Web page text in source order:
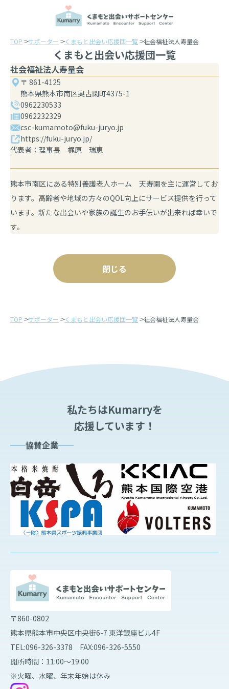
TOP サポーター くまもと出会い応援団一覧 社会福祉法人寿量会
くまもと出会い応援団一覧
社会福祉法人寿量会
〒 861-4125
熊本県熊本市南区奥古閑町4375-1
0962230533
0962232329
csc-kumamoto@fuku-juryo.jp
https://fuku-juryo.jp/
代表者：理事長 梶原 瑞恵
熊本市南区にある特別養護老人ホーム 天寿園を主に運営してお
ります。高齢者や地域の方々のQOL向上にサービス提供を行って
います。新たな出会いや家族の誕生のお手伝いが出来れば幸いで
す。
閉じる
TOP サポーター くまもと出会い応援団一覧 社会福祉法人寿量会
私たちはKumarryを
応援しています！
協賛企業
〒860-0802
熊本県熊本市中央区中央街6-7 東洋銀座ビル4F
TEL:096-326-3378 FAX:096-326-5550
開所時間：11:00～19:00
※火曜、水曜、年末年始は休み